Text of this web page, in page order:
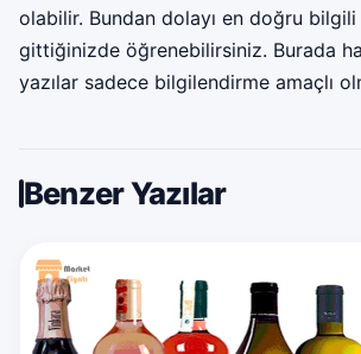
olabilir. Bundan dolayı en doğru
gittiğinizde öğrenebilirsiniz. Burada
yazılar sadece bilgilendirme amaçlı
Benzer Yazılar